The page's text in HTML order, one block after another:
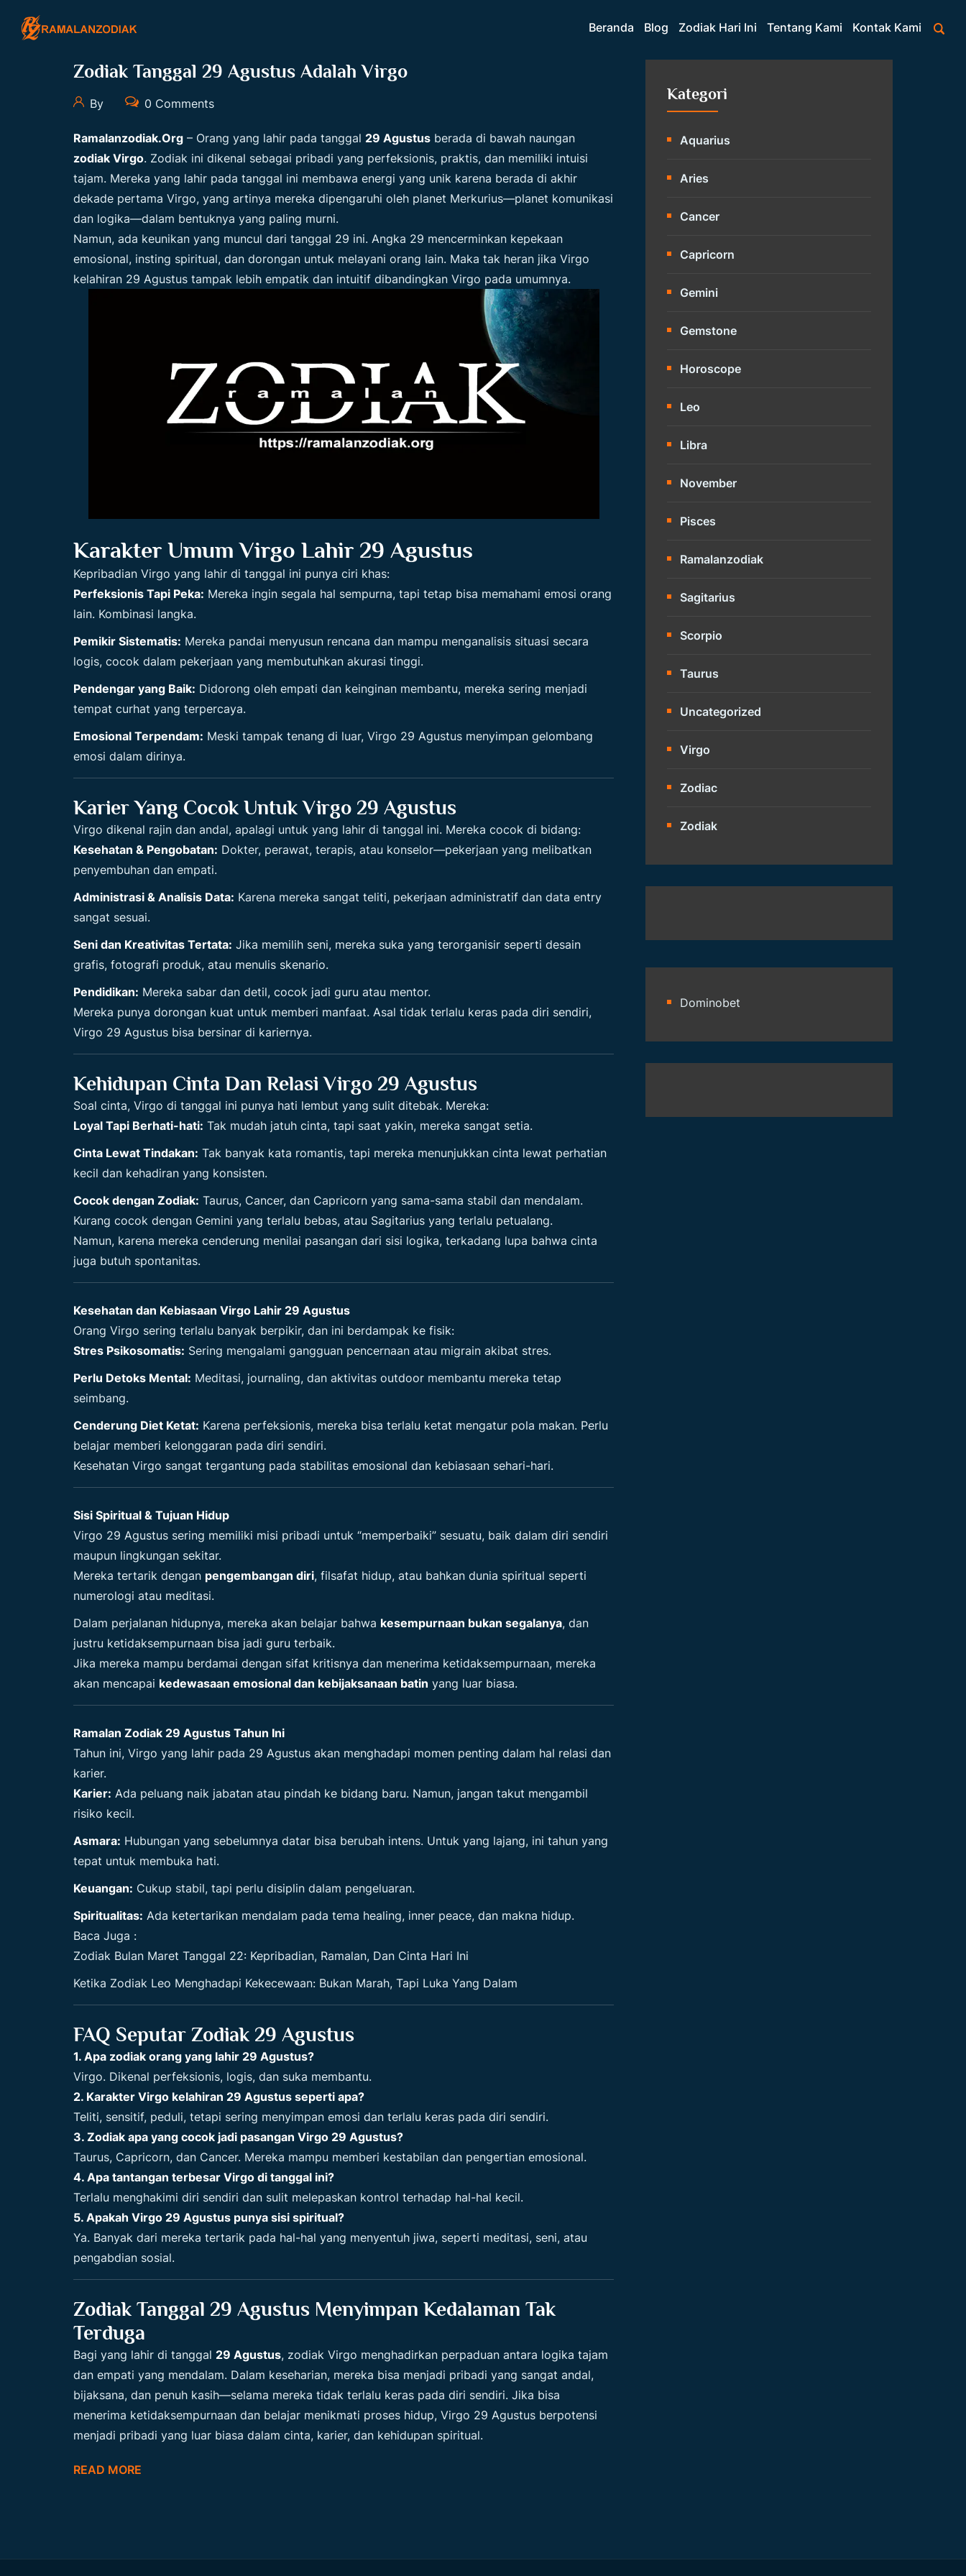
Beranda Blog Zodiak Hari Ini Tentang Kami Kontak Kami
Zodiak Tanggal 29 Agustus Adalah Virgo
By 0 Comments
Ramalanzodiak.org – Orang yang lahir pada tanggal 29 Agustus berada di bawah naungan
zodiak Virgo. Zodiak ini dikenal sebagai pribadi yang perfeksionis, praktis, dan memiliki intuisi
tajam. Mereka yang lahir pada tanggal ini membawa energi yang unik karena berada di akhir
dekade pertama Virgo, yang artinya mereka dipengaruhi oleh planet Merkurius—planet komunikasi
dan logika—dalam bentuknya yang paling murni.
Namun, ada keunikan yang muncul dari tanggal 29 ini. Angka 29 mencerminkan kepekaan
emosional, insting spiritual, dan dorongan untuk melayani orang lain. Maka tak heran jika Virgo
kelahiran 29 Agustus tampak lebih empatik dan intuitif dibandingkan Virgo pada umumnya.
Karakter Umum Virgo Lahir 29 Agustus
Kepribadian Virgo yang lahir di tanggal ini punya ciri khas:
Perfeksionis Tapi Peka: Mereka ingin segala hal sempurna, tapi tetap bisa memahami emosi orang
lain. Kombinasi langka.
Pemikir Sistematis: Mereka pandai menyusun rencana dan mampu menganalisis situasi secara
logis, cocok dalam pekerjaan yang membutuhkan akurasi tinggi.
Pendengar yang Baik: Didorong oleh empati dan keinginan membantu, mereka sering menjadi
tempat curhat yang terpercaya.
Emosional Terpendam: Meski tampak tenang di luar, Virgo 29 Agustus menyimpan gelombang
emosi dalam dirinya.
Karier Yang Cocok Untuk Virgo 29 Agustus
Virgo dikenal rajin dan andal, apalagi untuk yang lahir di tanggal ini. Mereka cocok di bidang:
Kesehatan & Pengobatan: Dokter, perawat, terapis, atau konselor—pekerjaan yang melibatkan
penyembuhan dan empati.
Administrasi & Analisis Data: Karena mereka sangat teliti, pekerjaan administratif dan data entry
sangat sesuai.
Seni dan Kreativitas Tertata: Jika memilih seni, mereka suka yang terorganisir seperti desain
grafis, fotografi produk, atau menulis skenario.
Pendidikan: Mereka sabar dan detil, cocok jadi guru atau mentor.
Mereka punya dorongan kuat untuk memberi manfaat. Asal tidak terlalu keras pada diri sendiri,
Virgo 29 Agustus bisa bersinar di kariernya.
Kehidupan Cinta Dan Relasi Virgo 29 Agustus
Soal cinta, Virgo di tanggal ini punya hati lembut yang sulit ditebak. Mereka:
Loyal Tapi Berhati-hati: Tak mudah jatuh cinta, tapi saat yakin, mereka sangat setia.
Cinta Lewat Tindakan: Tak banyak kata romantis, tapi mereka menunjukkan cinta lewat perhatian
kecil dan kehadiran yang konsisten.
Cocok dengan Zodiak: Taurus, Cancer, dan Capricorn yang sama-sama stabil dan mendalam.
Kurang cocok dengan Gemini yang terlalu bebas, atau Sagitarius yang terlalu petualang.
Namun, karena mereka cenderung menilai pasangan dari sisi logika, terkadang lupa bahwa cinta
juga butuh spontanitas.
Kesehatan dan Kebiasaan Virgo Lahir 29 Agustus
Orang Virgo sering terlalu banyak berpikir, dan ini berdampak ke fisik:
Stres Psikosomatis: Sering mengalami gangguan pencernaan atau migrain akibat stres.
Perlu Detoks Mental: Meditasi, journaling, dan aktivitas outdoor membantu mereka tetap
seimbang.
Cenderung Diet Ketat: Karena perfeksionis, mereka bisa terlalu ketat mengatur pola makan. Perlu
belajar memberi kelonggaran pada diri sendiri.
Kesehatan Virgo sangat tergantung pada stabilitas emosional dan kebiasaan sehari-hari.
Sisi Spiritual & Tujuan Hidup
Virgo 29 Agustus sering memiliki misi pribadi untuk “memperbaiki” sesuatu, baik dalam diri sendiri
maupun lingkungan sekitar.
Mereka tertarik dengan pengembangan diri, filsafat hidup, atau bahkan dunia spiritual seperti
numerologi atau meditasi.
Dalam perjalanan hidupnya, mereka akan belajar bahwa kesempurnaan bukan segalanya, dan
justru ketidaksempurnaan bisa jadi guru terbaik.
Jika mereka mampu berdamai dengan sifat kritisnya dan menerima ketidaksempurnaan, mereka
akan mencapai kedewasaan emosional dan kebijaksanaan batin yang luar biasa.
Ramalan Zodiak 29 Agustus Tahun Ini
Tahun ini, Virgo yang lahir pada 29 Agustus akan menghadapi momen penting dalam hal relasi dan
karier.
Karier: Ada peluang naik jabatan atau pindah ke bidang baru. Namun, jangan takut mengambil
risiko kecil.
Asmara: Hubungan yang sebelumnya datar bisa berubah intens. Untuk yang lajang, ini tahun yang
tepat untuk membuka hati.
Keuangan: Cukup stabil, tapi perlu disiplin dalam pengeluaran.
Spiritualitas: Ada ketertarikan mendalam pada tema healing, inner peace, dan makna hidup.
Baca Juga :
Zodiak Bulan Maret Tanggal 22: Kepribadian, Ramalan, Dan Cinta Hari Ini
Ketika Zodiak Leo Menghadapi Kekecewaan: Bukan Marah, Tapi Luka Yang Dalam
FAQ Seputar Zodiak 29 Agustus
1. Apa zodiak orang yang lahir 29 Agustus?
Virgo. Dikenal perfeksionis, logis, dan suka membantu.
2. Karakter Virgo kelahiran 29 Agustus seperti apa?
Teliti, sensitif, peduli, tetapi sering menyimpan emosi dan terlalu keras pada diri sendiri.
3. Zodiak apa yang cocok jadi pasangan Virgo 29 Agustus?
Taurus, Capricorn, dan Cancer. Mereka mampu memberi kestabilan dan pengertian emosional.
4. Apa tantangan terbesar Virgo di tanggal ini?
Terlalu menghakimi diri sendiri dan sulit melepaskan kontrol terhadap hal-hal kecil.
5. Apakah Virgo 29 Agustus punya sisi spiritual?
Ya. Banyak dari mereka tertarik pada hal-hal yang menyentuh jiwa, seperti meditasi, seni, atau
pengabdian sosial.
Zodiak Tanggal 29 Agustus Menyimpan Kedalaman Tak
Terduga
Bagi yang lahir di tanggal 29 Agustus, zodiak Virgo menghadirkan perpaduan antara logika tajam
dan empati yang mendalam. Dalam keseharian, mereka bisa menjadi pribadi yang sangat andal,
bijaksana, dan penuh kasih—selama mereka tidak terlalu keras pada diri sendiri. Jika bisa
menerima ketidaksempurnaan dan belajar menikmati proses hidup, Virgo 29 Agustus berpotensi
menjadi pribadi yang luar biasa dalam cinta, karier, dan kehidupan spiritual.
READ MORE
Kategori
Aquarius
Aries
Cancer
Capricorn
Gemini
Gemstone
Horoscope
Leo
Libra
November
Pisces
Ramalanzodiak
Sagitarius
Scorpio
Taurus
Uncategorized
Virgo
Zodiac
Zodiak
Dominobet